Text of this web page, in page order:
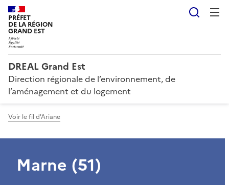
PRÉFET
DE LA RÉGION
GRAND EST
DREAL Grand Est
Direction régionale de l’environnement, de
l’aménagement et du logement
Voir le fil d'Ariane
Marne (51)